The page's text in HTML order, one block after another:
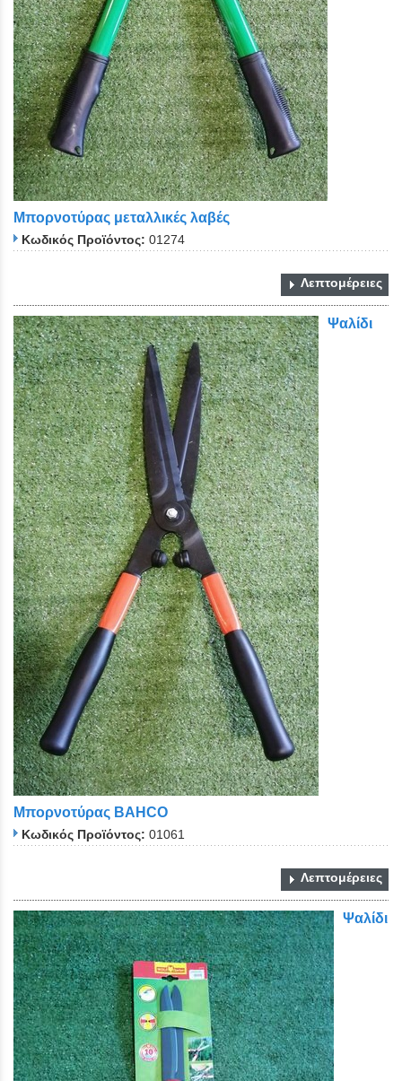
Μπορνοτύρας μεταλλικές λαβές
Κωδικός Προϊόντος: 01274
Λεπτομέρειες
Ψαλίδι
Μπορνοτύρας BAHCO
Κωδικός Προϊόντος: 01061
Λεπτομέρειες
Ψαλίδι